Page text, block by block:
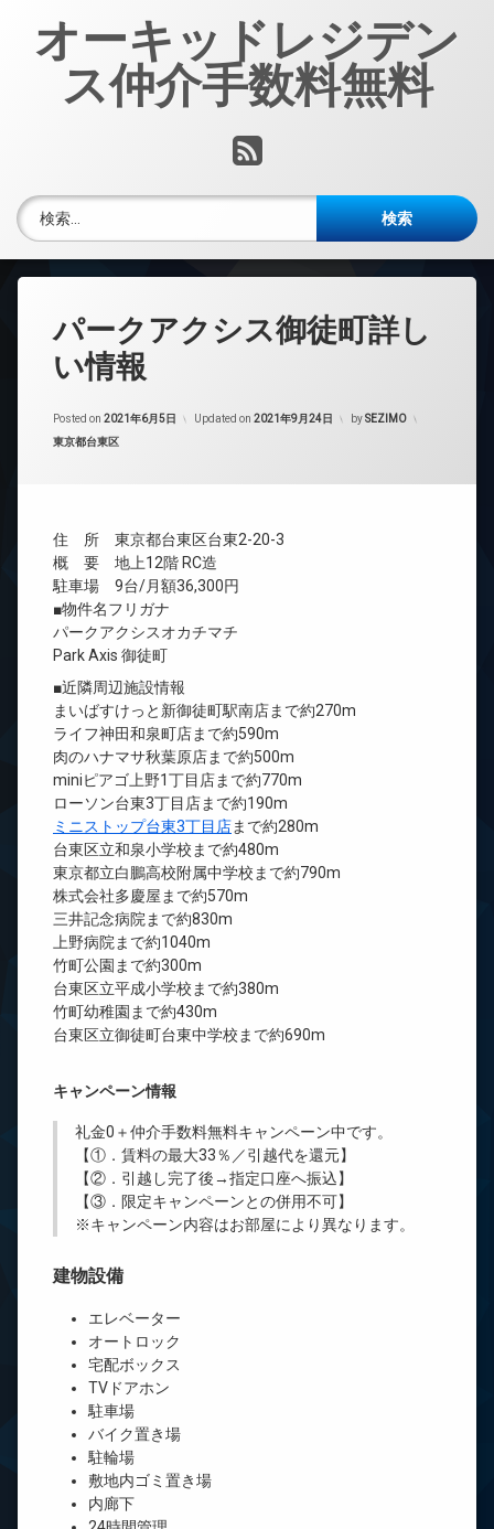
オーキッドレジデン
ス仲介手数料無料
RSS
検索:
パークアクシス御徒町詳し
い情報
Posted on 2021年6月5日 Updated on 2021年9月24日 bySEZIMO
カテゴリー:
東京都台東区
住 所 東京都台東区台東2-20-3
概 要 地上12階 RC造
駐車場 9台/月額36,300円
■物件名フリガナ
パークアクシスオカチマチ
Park Axis 御徒町
■近隣周辺施設情報
まいばすけっと新御徒町駅南店まで約270m
ライフ神田和泉町店まで約590m
肉のハナマサ秋葉原店まで約500m
miniピアゴ上野1丁目店まで約770m
ローソン台東3丁目店まで約190m
ミニストップ台東3丁目店まで約280m
台東区立和泉小学校まで約480m
東京都立白鵬高校附属中学校まで約790m
株式会社多慶屋まで約570m
三井記念病院まで約830m
上野病院まで約1040m
竹町公園まで約300m
台東区立平成小学校まで約380m
竹町幼稚園まで約430m
台東区立御徒町台東中学校まで約690m
キャンペーン情報
礼金0 ＋仲介手数料無料キャンペーン中です。
【①．賃料の最大33％／引越代を還元】
【②．引越し完了後→指定口座へ振込】
【③．限定キャンペーンとの併用不可】
※キャンペーン内容はお部屋により異なります。
建物設備
エレベーター
オートロック
宅配ボックス
TVドアホン
駐車場
バイク置き場
駐輪場
敷地内ゴミ置き場
内廊下